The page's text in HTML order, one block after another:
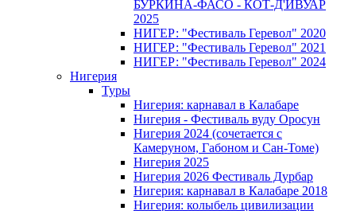
БУРКИНА-ФАСО - КОТ-Д'ИВУАР
2025
НИГЕР: "Фестиваль Геревол" 2020
НИГЕР: "Фестиваль Геревол" 2021
НИГЕР: "Фестиваль Геревол" 2024
Нигерия
Туры
Нигерия: карнавал в Калабаре
Нигерия - Фестиваль вуду Оросун
Нигерия 2024 (сочетается с
Камеруном, Габоном и Сан-Томе)
Нигерия 2025
Нигерия 2026 Фестиваль Дурбар
Нигерия: карнавал в Калабаре 2018
Нигерия: колыбель цивилизации